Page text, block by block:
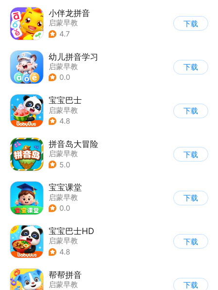
小伴龙拼音
启蒙早教
4.7
下载
幼儿拼音学习
启蒙早教
0.0
下载
宝宝巴士
启蒙早教
| 儿童益智游戏
4.8
下载
拼音岛大冒险
启蒙早教
5.0
下载
宝宝课堂
启蒙早教
0.0
下载
宝宝巴士HD
启蒙早教
| 儿童益智游戏
4.8
下载
帮帮拼音
启蒙早教
下载